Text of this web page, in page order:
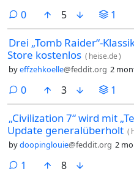
0comments
5 1
Drei „Tomb Raider“-
Store kostenlos ( heise.de)
byeffzehkoelle@feddit.org 2
0comments
3 1
„Civilization 7“ wird mit
Update generalüberholt (
bydoopinglouie@feddit.org 2
1 comment
8